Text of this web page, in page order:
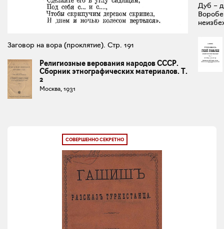
Заговор на вора (проклятие). Стр. 191
Религиозные верования народов СССР.
Сборник этнографических материалов. Т.
2
Москва, 1931
Дуб –
СОВЕРШЕННО СЕКРЕТНО